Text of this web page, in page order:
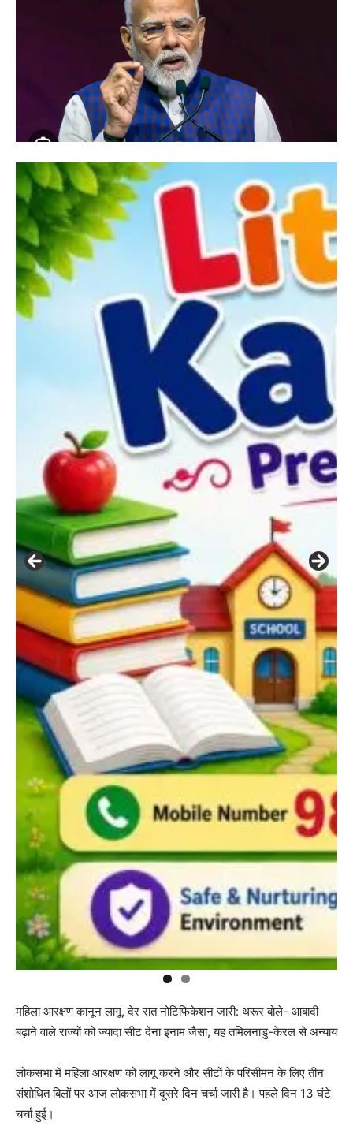
महिला आरक्षण कानून लागू, देर रात नोटिफिकेशन जारी: थरूर बोले- आबादी
बढ़ाने वाले राज्यों को ज्यादा सीट देना इनाम जैसा, यह तमिलनाडु-केरल से अन्याय
लोकसभा में महिला आरक्षण को लागू करने और सीटों के परिसीमन के लिए तीन
संशोधित बिलों पर आज लोकसभा में दूसरे दिन चर्चा जारी है। पहले दिन 13 घंटे
चर्चा हुई।